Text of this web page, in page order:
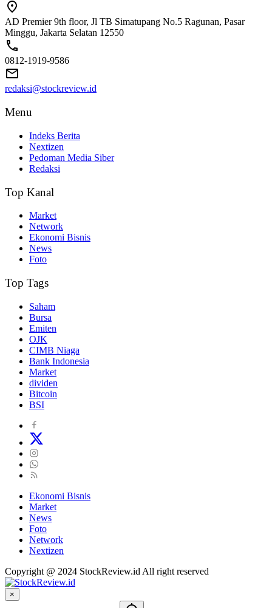
AD Premier 9th floor, Jl TB Simatupang No.5 Ragunan, Pasar
Minggu, Jakarta Selatan 12550
0812-1919-9586
redaksi@stockreview.id
Menu
Indeks Berita
Nextizen
Pedoman Media Siber
Redaksi
Top Kanal
Market
Network
Ekonomi Bisnis
News
Foto
Top Tags
Saham
Bursa
Emiten
OJK
CIMB Niaga
Bank Indonesia
Market
dividen
Bitcoin
BSI
Ekonomi Bisnis
Market
News
Foto
Network
Nextizen
Copyright @ 2024 StockReview.id All right reserved
×